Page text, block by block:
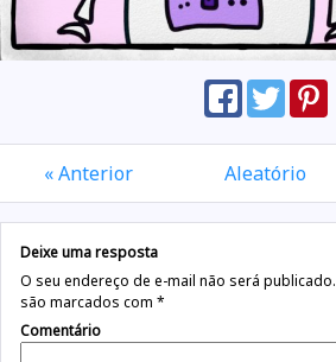
« Anterior Aleatório
Deixe uma resposta
O seu endereço de e-mail não será publicado.
são marcados com *
Comentário